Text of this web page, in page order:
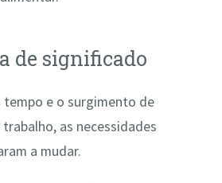
de significado
tempo e o surgimento de
as necessidades
a mudar.